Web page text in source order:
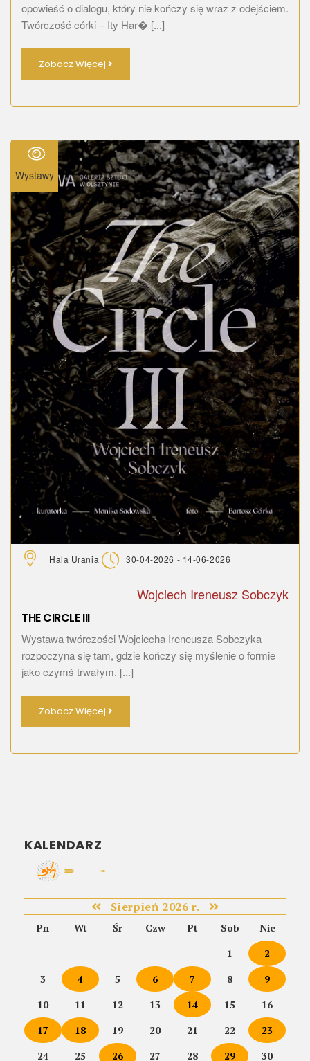
opowieść o dialogu, który nie kończy się wraz z odejściem.
Twórczość córki – Ity Har� [...]
Zobacz Więcej
Wystawy
Hala Urania 30-04-2026 - 14-06-2026
Wojciech Ireneusz Sobczyk
THE CIRCLE III
Wystawa twórczości Wojciecha Ireneusza Sobczyka
rozpoczyna się tam, gdzie kończy się myślenie o formie
jako czymś trwałym. [...]
Zobacz Więcej
KALENDARZ
Sierpień 2026 r.
Pn Wt Śr Czw Pt Sob
Nie
1
2
3
4 5 6 7 8
9
10
11 12 13 14 15
16
17
18 19 20 21 22
23
24
25 26 27 28 29 30